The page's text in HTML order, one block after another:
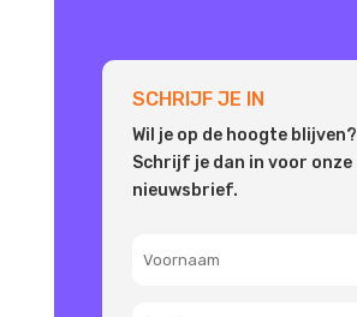
SCHRIJF JE IN
Wil je op de hoogte blijven?
Schrijf je dan in voor onze
nieuwsbrief.